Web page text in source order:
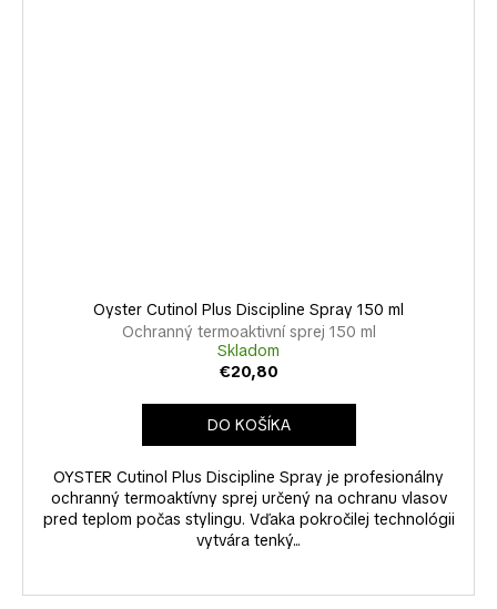
Oyster Cutinol Plus Discipline Spray 150 ml
Ochranný termoaktivní sprej 150 ml
Skladom
€20,80
DO KOŠÍKA
OYSTER Cutinol Plus Discipline Spray je profesionálny
ochranný termoaktívny sprej určený na ochranu vlasov
pred teplom počas stylingu. Vďaka pokročilej technológii
vytvára tenký...